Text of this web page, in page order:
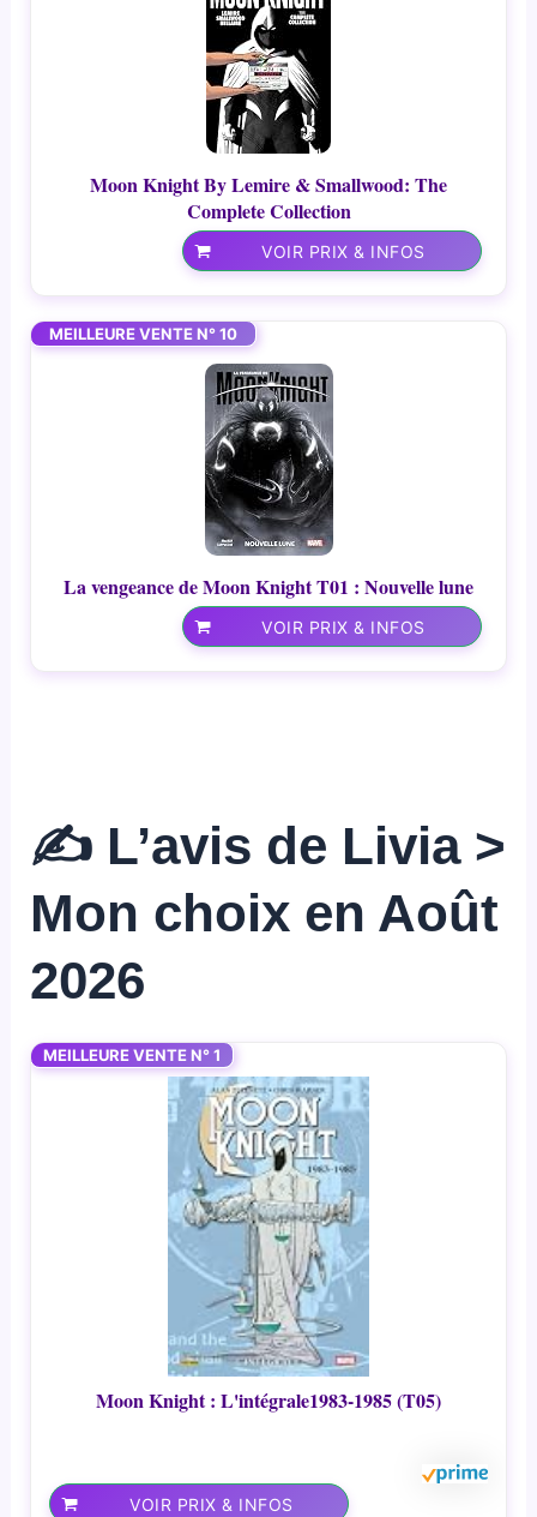
Moon Knight By Lemire & Smallwood: The
Complete Collection
VOIR PRIX & INFOS
MEILLEURE VENTE N° 10
La vengeance de Moon Knight T01 : Nouvelle lune
VOIR PRIX & INFOS
✍️ L’avis de Livia >
Mon choix en Août
2026
MEILLEURE VENTE N° 1
Moon Knight : L'intégrale1983-1985 (T05)
VOIR PRIX & INFOS